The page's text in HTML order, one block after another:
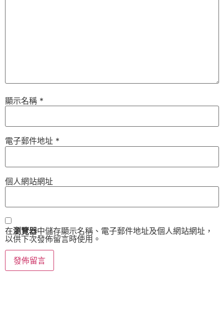
顯示名稱 *
電子郵件地址 *
個人網站網址
在瀏覽器中儲存顯示名稱、電子郵件地址及個人網站網址，
以供下次發佈留言時使用。